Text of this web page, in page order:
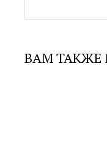
ВАМ ТАКЖЕ